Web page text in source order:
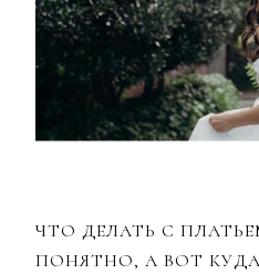
ЧТО ДЕЛАТЬ С
ПОНЯТНО, А ВОТ